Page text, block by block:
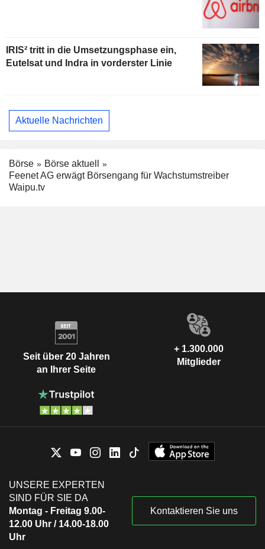
IRIS² tritt in die Umsetzungsphase ein,
Eutelsat und Indra in vorderster Linie
Aktuelle Nachrichten
Börse
Börse aktuell
Feenet AG erwägt Börsengang für Wachstumstreiber
Waipu.tv
Seit über 20 Jahren
an Ihrer Seite
+ 1.300.000
Mitglieder
UNSERE EXPERTEN
SIND FÜR SIE DA
Montag - Freitag 9.00-
12.00 Uhr / 14.00-18.00
Uhr
Kontaktieren Sie uns